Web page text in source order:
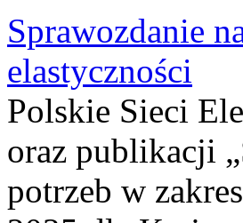
Sprawozdanie
elastyczności
Polskie Sieci
oraz publikacji
potrzeb w